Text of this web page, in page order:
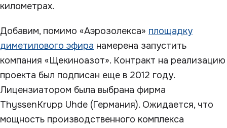
километрах.
Добавим, помимо «Аэрозолекса» площадку
диметилового эфира намерена запустить
компания «Щекиноазот». Контракт на реализацию
проекта был подписан еще в 2012 году.
Лицензиатором была выбрана фирма
ThyssenKrupp Uhde (Германия). Ожидается, что
мощность производственного комплекса